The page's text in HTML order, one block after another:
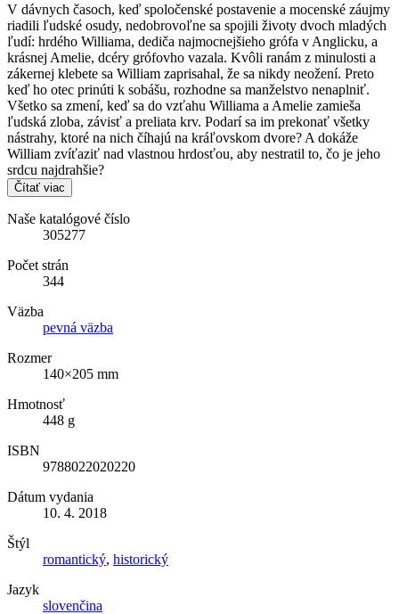
V dávnych časoch, keď spoločenské postavenie a mocenské záujmy
riadili ľudské osudy, nedobrovoľne sa spojili životy dvoch mladých
ľudí: hrdého Williama, dediča najmocnejšieho grófa v Anglicku, a
krásnej Amelie, dcéry grófovho vazala. Kvôli ranám z minulosti a
zákernej klebete sa William zaprisahal, že sa nikdy neožení. Preto
keď ho otec prinúti k sobášu, rozhodne sa manželstvo nenaplniť.
Všetko sa zmení, keď sa do vzťahu Williama a Amelie zamieša
ľudská zloba, závisť a preliata krv. Podarí sa im prekonať všetky
nástrahy, ktoré na nich číhajú na kráľovskom dvore? A dokáže
William zvíťaziť nad vlastnou hrdosťou, aby nestratil to, čo je jeho
srdcu najdrahšie?
Čítať viac
Naše katalógové číslo
305277
Počet strán
344
Väzba
pevná väzba
Rozmer
140×205 mm
Hmotnosť
448 g
ISBN
9788022020220
Dátum vydania
10. 4. 2018
Štýl
romantický, historický
Jazyk
slovenčina